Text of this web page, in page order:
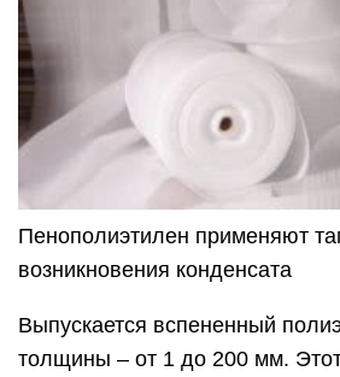
Пенополиэтилен применяют
возникновения конденсата
Выпускается вспененный
толщины – от 1 до 200 мм.